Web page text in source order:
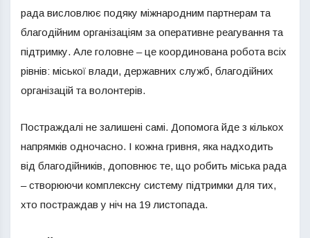
рада висловлює подяку міжнародним партнерам та
благодійним організаціям за оперативне реагування та
підтримку. Але головне – це координована робота всіх
рівнів: міської влади, державних служб, благодійних
організацій та волонтерів.
Постраждалі не залишені самі. Допомога йде з кількох
напрямків одночасно. І кожна гривня, яка надходить
від благодійників, доповнює те, що робить міська рада
– створюючи комплексну систему підтримки для тих,
хто постраждав у ніч на 19 листопада.